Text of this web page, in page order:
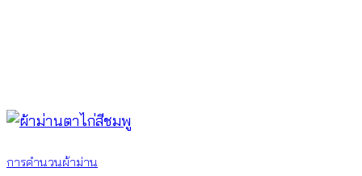
การคำนวนผ้าม่าน